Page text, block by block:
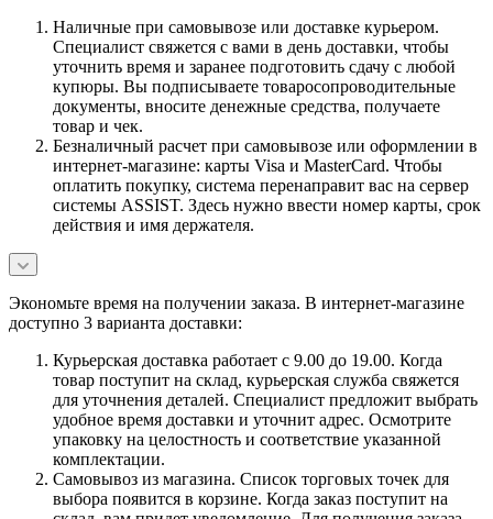
Наличные при самовывозе или доставке курьером.
Специалист свяжется с вами в день доставки, чтобы
уточнить время и заранее подготовить сдачу с любой
купюры. Вы подписываете товаросопроводительные
документы, вносите денежные средства, получаете
товар и чек.
Безналичный расчет при самовывозе или оформлении в
интернет-магазине: карты Visa и MasterCard. Чтобы
оплатить покупку, система перенаправит вас на сервер
системы ASSIST. Здесь нужно ввести номер карты, срок
действия и имя держателя.
Экономьте время на получении заказа. В интернет-магазине
доступно 3 варианта доставки:
Курьерская доставка работает с 9.00 до 19.00. Когда
товар поступит на склад, курьерская служба свяжется
для уточнения деталей. Специалист предложит выбрать
удобное время доставки и уточнит адрес. Осмотрите
упаковку на целостность и соответствие указанной
комплектации.
Самовывоз из магазина. Список торговых точек для
выбора появится в корзине. Когда заказ поступит на